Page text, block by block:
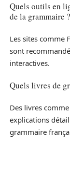
Quels outils en
de la grammaire ?
Les sites comme
sont
interactives.
Quels livres de
Des livres
explications
grammaire